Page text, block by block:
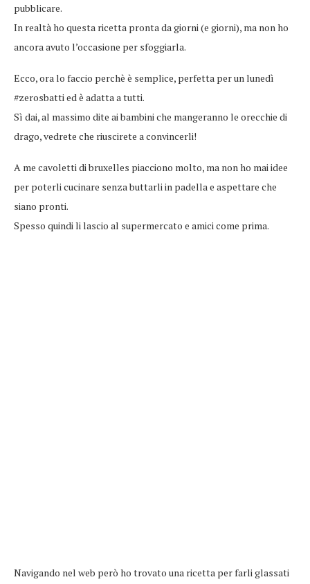
pubblicare.
In realtà ho questa ricetta pronta da giorni (e giorni), ma non ho
ancora avuto l’occasione per sfoggiarla.
Ecco, ora lo faccio perchè è semplice, perfetta per un lunedì
#zerosbatti ed è adatta a tutti.
Sì dai, al massimo dite ai bambini che mangeranno le orecchie di
drago, vedrete che riuscirete a convincerli!
A me cavoletti di bruxelles piacciono molto, ma non ho mai idee
per poterli cucinare senza buttarli in padella e aspettare che
siano pronti.
Spesso quindi li lascio al supermercato e amici come prima.
Navigando nel web però ho trovato una ricetta per farli glassati